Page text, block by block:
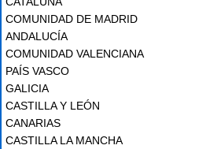
COMUNIDAD DE MADRID
ANDALUCÍA
COMUNIDAD VALENCIANA
PAÍS VASCO
GALICIA
CASTILLA Y LEÓN
CANARIAS
CASTILLA LA MANCHA